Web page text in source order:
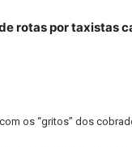
rotas por taxistas
os “gritos” dos